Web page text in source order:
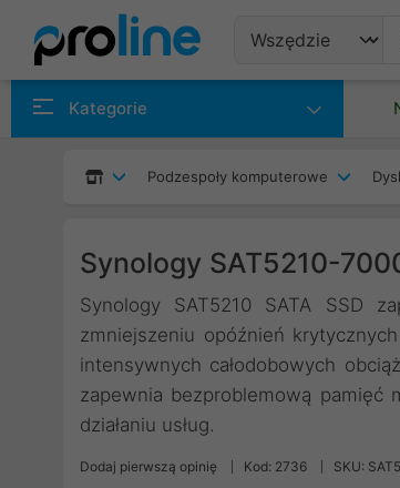
Kategorie
Podzespoły komputerowe
Synology SAT5210-
Synology SAT5210 SATA SSD
zmniejszeniu opóźnień
intensywnych całodobowych
zapewnia bezproblemową pamięć
działaniu usług.
Dodaj pierwszą opinię Kod: 2736 SKU: